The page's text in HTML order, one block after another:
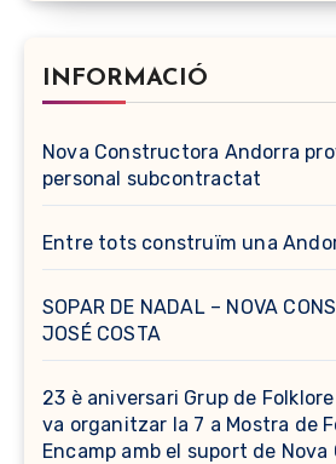
INFORMACIÓ
Nova Constructora Andorra
personal subcontractat
Entre tots construïm una
SOPAR DE NADAL – NOVA
JOSÉ COSTA
23 è aniversari Grup de
va organitzar la 7 a Mostra de
Encamp amb el suport de